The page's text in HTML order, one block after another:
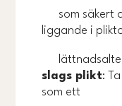
som säkert
liggande i
slags plikt:
som ett